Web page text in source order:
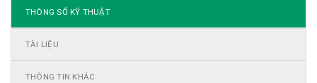
THÔNG SỐ KỸ THUẬT
TÀI LIỆU
THÔNG TIN KHÁC